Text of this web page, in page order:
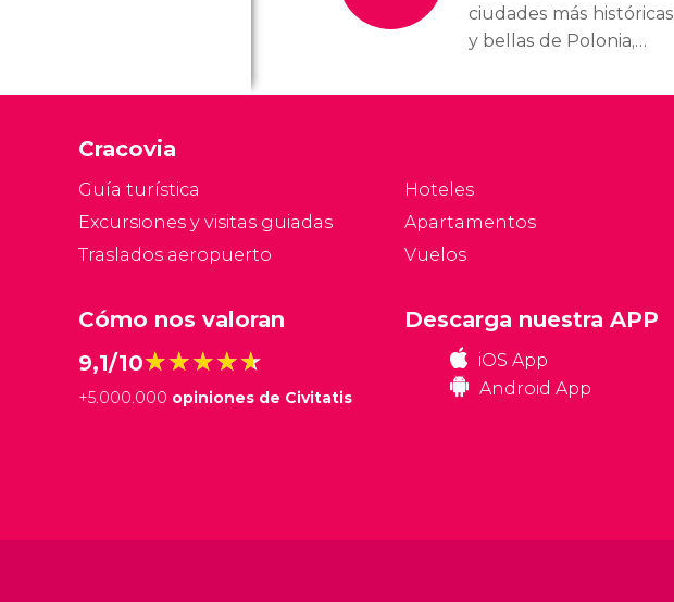
ciudades más históricas
y bellas de Polonia,
única para quienes la
imprescindibles que no
Cracovia
Guía turística
Excursiones y visitas guiadas
Traslados aeropuerto
Hoteles
Apartamentos
Vuelos
Cómo nos valoran
9,1/10★★★★★
★★★★★
+5.000.000 opiniones de Civitatis
Descarga nuestra APP
iOS App
Android App